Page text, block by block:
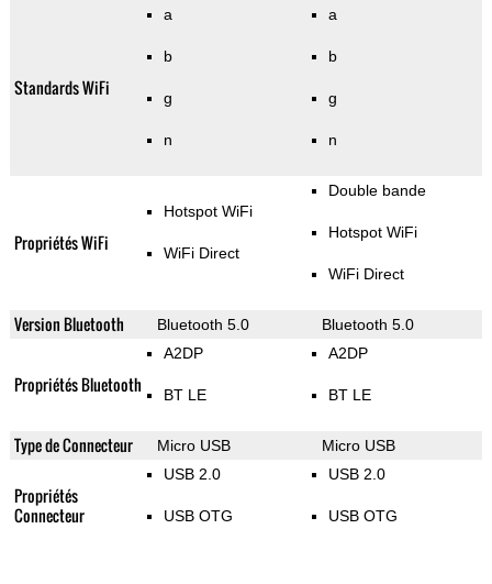
Standards WiFi
a
b
g
n
a
b
g
n
Propriétés WiFi
Hotspot WiFi
WiFi Direct
Double bande
Hotspot WiFi
WiFi Direct
Version Bluetooth Bluetooth 5.0 Bluetooth 5.0
Propriétés Bluetooth
A2DP
BT LE
A2DP
BT LE
Type de Connecteur Micro USB Micro USB
Propriétés
Connecteur
USB 2.0
USB OTG
USB 2.0
USB OTG